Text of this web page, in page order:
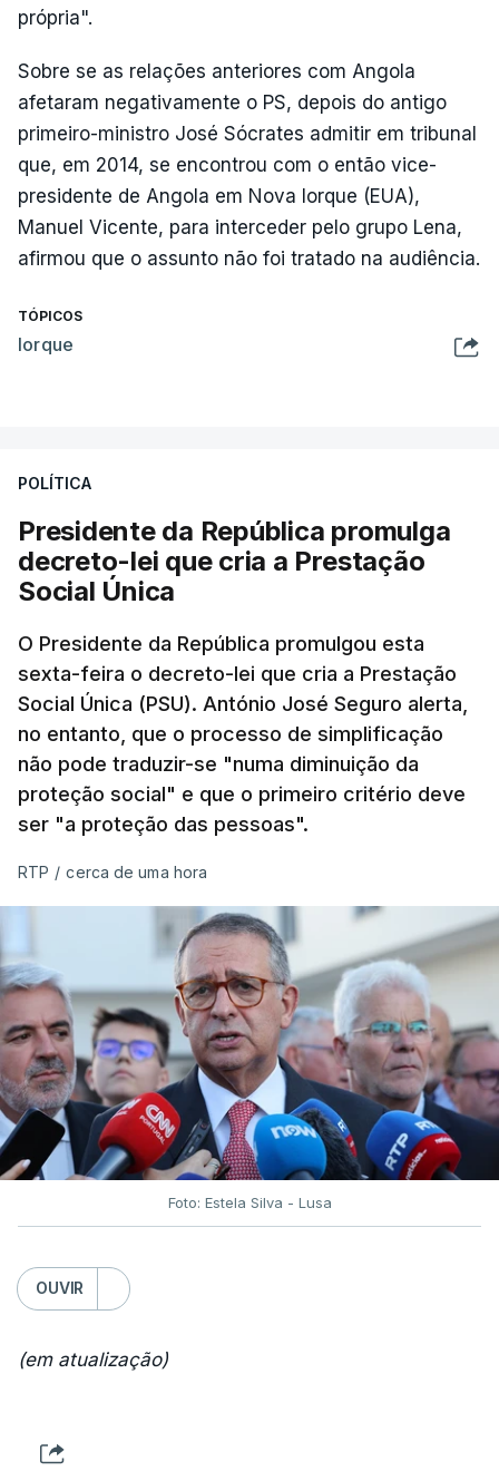
própria".
Sobre se as relações anteriores com Angola
afetaram negativamente o PS, depois do antigo
primeiro-ministro José Sócrates admitir em tribunal
que, em 2014, se encontrou com o então vice-
presidente de Angola em Nova Iorque (EUA),
Manuel Vicente, para interceder pelo grupo Lena,
afirmou que o assunto não foi tratado na audiência.
TÓPICOS
Iorque
POLÍTICA
Presidente da República promulga
decreto-lei que cria a Prestação
Social Única
O Presidente da República promulgou esta
sexta-feira o decreto-lei que cria a Prestação
Social Única (PSU). António José Seguro alerta,
no entanto, que o processo de simplificação
não pode traduzir-se "numa diminuição da
proteção social" e que o primeiro critério deve
ser "a proteção das pessoas".
RTP / cerca de uma hora
Foto: Estela Silva - Lusa
OUVIR
(em atualização)